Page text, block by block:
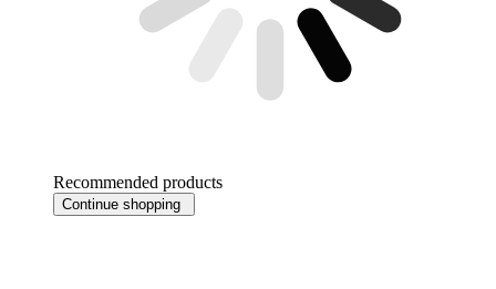
Recommended products
Continue shopping